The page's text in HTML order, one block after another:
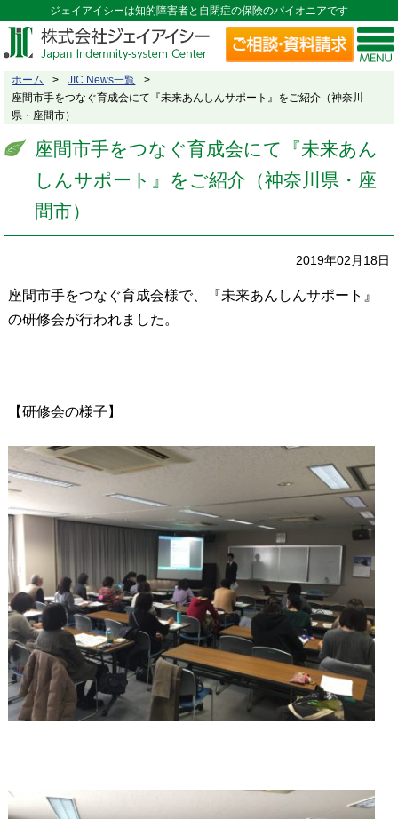
ジェイアイシーは知的障害者と自閉症の保険のパイオニアです
ホーム
JIC News一覧
座間市手をつなぐ育成会にて『未来あんしんサポート』をご紹介（神奈川
県・座間市）
座間市手をつなぐ育成会にて『未来あん
しんサポート』をご紹介（神奈川県・座
間市）
2019年02月18日
座間市手をつなぐ育成会様で、『未来あんしんサポート』
の研修会が行われました。
【研修会の様子】